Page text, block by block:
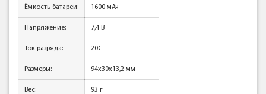
Ёмкость батареи: 1600 мАч
Напряжение: 7,4 В
Ток разряда: 20C
Размеры: 94x30x13,2 мм
Вес: 93 г